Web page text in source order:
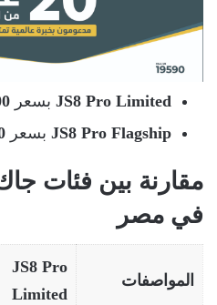
JS8 Pro Limited بسعر
JS8 Pro Flagship بسعر
في مصر
المواصفات
JS8 Pro
Limited